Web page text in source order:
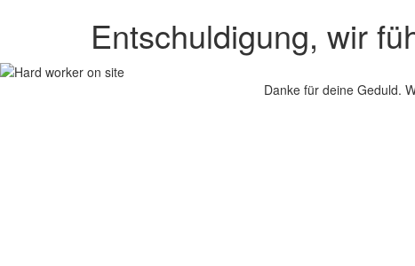
Entschuldigung, wir
Danke für deine Geduld.